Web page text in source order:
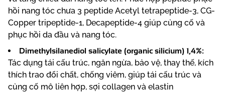
hồi nang tóc chưa 3 peptide Acetyl tetrapeptide-3, CG-
Copper tripeptide-1, Decapeptide-4 giúp củng cố và
phục hồi da đầu và nang tóc.
Dimethylsilanediol salicylate (organic silicium) 1,4%:
Tác dụng tái cấu trúc, ngăn ngừa, bảo vệ, thay thế, kích
thích trao đổi chất, chống viêm, giúp tái cấu trúc và
củng cố mô liên hợp, sợi collagen và elastin